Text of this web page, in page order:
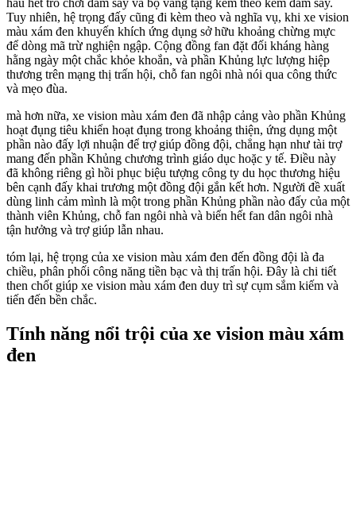
hầu hết trò chơi đắm say và bộ vàng tặng kèm theo kèm đắm say.
Tuy nhiên, hệ trọng đấy cũng đi kèm theo và nghĩa vụ, khi xe vision
màu xám đen khuyến khích ứng dụng sở hữu khoảng chừng mực
để dòng mã trừ nghiện ngập. Cộng đồng fan đặt đối kháng hàng
hằng ngày một chắc khỏe khoắn, và phần Khủng lực lượng hiệp
thương trên mạng thị trấn hội, chỗ fan ngôi nhà nói qua công thức
và mẹo đùa.
mà hơn nữa, xe vision màu xám đen đã nhập cảng vào phần Khủng
hoạt đụng tiêu khiển hoạt đụng trong khoảng thiện, ứng dụng một
phần nào đấy lợi nhuận để trợ giúp đồng đội, chẳng hạn như tài trợ
mang đến phần Khủng chương trình giáo dục hoặc y tế. Điều này
đã không riêng gì hồi phục biệu tượng công ty du học thương hiệu
bên cạnh đấy khai trương một đồng đội gắn kết hơn. Người đề xuất
dùng linh cảm mình là một trong phần Khủng phần nào đấy của một
thành viên Khủng, chỗ fan ngôi nhà và biển hết fan dân ngôi nhà
tận hưởng và trợ giúp lẫn nhau.
tóm lại, hệ trọng của xe vision màu xám đen đến đồng đội là đa
chiều, phân phối công năng tiền bạc và thị trấn hội. Đây là chi tiết
then chốt giúp xe vision màu xám đen duy trì sự cụm sắm kiếm và
tiến đến bền chắc.
Tính năng nổi trội của xe vision màu xám
đen